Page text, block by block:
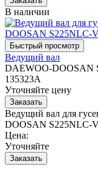
В наличии
Ведущий вал
DAEWOO-DOOSAN
135323A
Уточняйте цену
Ведущий вал для
DOOSAN S225NLC-
Цена:
Уточняйте